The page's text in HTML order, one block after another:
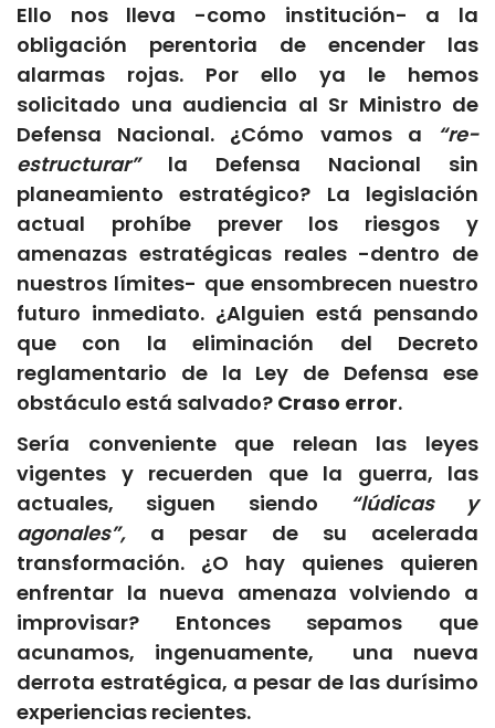
Ello nos lleva -como institución- a la
obligación perentoria de encender las
alarmas rojas. Por ello ya le hemos
solicitado una audiencia al Sr Ministro de
Defensa Nacional. ¿Cómo vamos a “re-
estructurar”la Defensa Nacional sin
planeamiento estratégico? La legislación
actual prohíbe prever los riesgos y
amenazas estratégicas reales -dentro de
nuestros límites- que ensombrecen nuestro
futuro inmediato. ¿Alguien está pensando
que con la eliminación del Decreto
reglamentario de la Ley de Defensa ese
obstáculo está salvado? Craso error.
Sería conveniente que relean las leyes
vigentes y recuerden que la guerra, las
actuales, siguen siendo “lúdicas y
agonales”, a pesar de su acelerada
transformación. ¿O hay quienes quieren
enfrentar la nueva amenaza volviendo a
improvisar? Entonces sepamos que
acunamos, ingenuamente, una nueva
derrota estratégica, a pesar de las durísimo
experiencias recientes.